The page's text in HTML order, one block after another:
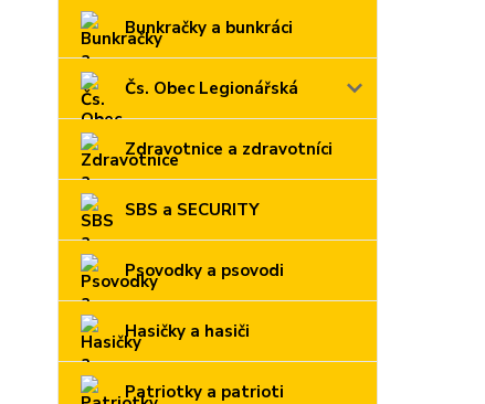
Bunkračky a bunkráci
Čs. Obec Legionářská
Zdravotnice a zdravotníci
SBS a SECURITY
Psovodky a psovodi
Hasičky a hasiči
Patriotky a patrioti